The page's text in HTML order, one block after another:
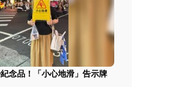
念品！「小心地滑」告示牌